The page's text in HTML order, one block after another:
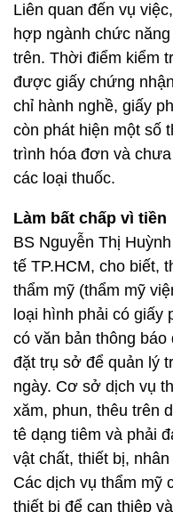
Liên quan đến vụ
hợp ngành chức
trên. Thời điểm kiểm
được giấy chứng
chỉ hành nghề, giấy
còn phát hiện một số
trình hóa đơn và
các loại thuốc.
Làm bất chấp vì tiền
BS Nguyễn Thị
tế TP.HCM, cho biết,
thẩm mỹ (thẩm mỹ
loại hình phải có giấy
có văn bản thông
đặt trụ sở để quản lý
ngày. Cơ sở dịch vụ
xăm, phun, thêu trên
tê dạng tiêm và phải
vật chất, thiết bị,
Các dịch vụ thẩm mỹ
thiết bị để can thiệp